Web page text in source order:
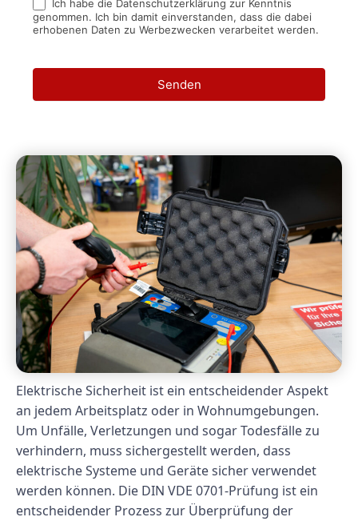
Ich habe die Datenschutzerklärung zur Kenntnis
genommen. Ich bin damit einverstanden, dass die dabei
erhobenen Daten zu Werbezwecken verarbeitet werden.
Senden
Elektrische Sicherheit ist ein entscheidender Aspekt
an jedem Arbeitsplatz oder in Wohnumgebungen.
Um Unfälle, Verletzungen und sogar Todesfälle zu
verhindern, muss sichergestellt werden, dass
elektrische Systeme und Geräte sicher verwendet
werden können. Die DIN VDE 0701-Prüfung ist ein
entscheidender Prozess zur Überprüfung der